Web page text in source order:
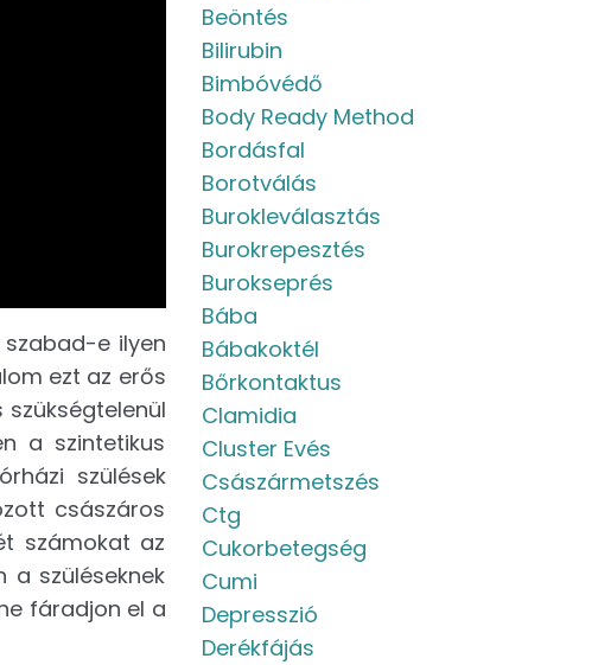
e ilyen
ezt az erős
a szintetikus
szülések
császáros
számokat az
szüléseknek
fáradjon el a
Beöntés
Bilirubin
Bimbóvédő
Body Ready Method
Bordásfal
Borotválás
Burokleválasztás
Burokrepesztés
Burokseprés
Bába
Bábakoktél
Bőrkontaktus
Clamidia
Cluster Evés
Császármetszés
Ctg
Cukorbetegség
Cumi
Depresszió
Derékfájás